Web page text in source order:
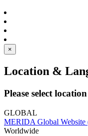
×
Location &
Please select
GLOBAL
MERIDA Global Website
Worldwide